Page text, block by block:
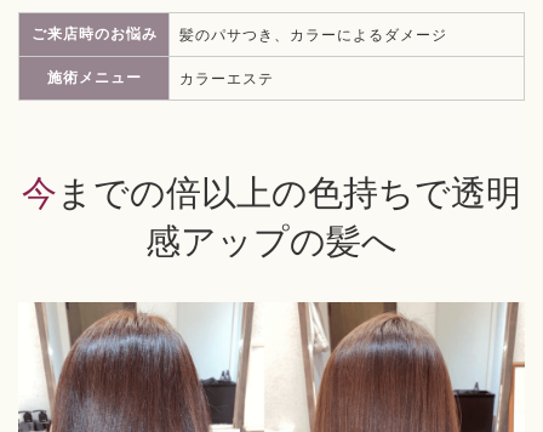
ご来店時のお悩み 髪のパサつき、カラーによるダメージ
施術メニュー カラーエステ
今までの倍以上の色持ちで透明
感アップの髪へ